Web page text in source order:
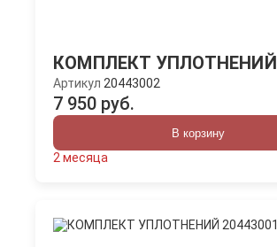
КОМПЛЕКТ УПЛОТНЕНИЙ
Артикул 20443002
7 950 руб.
В корзину
2 месяца